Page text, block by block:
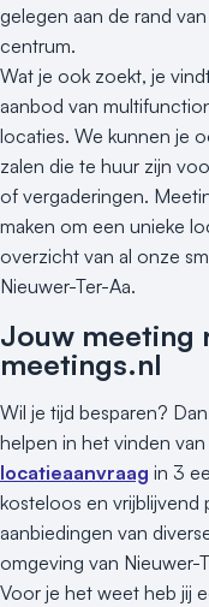
gelegen aan de rand
centrum.
Wat je ook zoekt, je
aanbod van
locaties. We kunnen je
zalen die te huur zijn
of vergaderingen.
maken om een unieke
overzicht van al onze
Nieuwer-Ter-Aa.
Jouw meeting
meetings.nl
Wil je tijd besparen?
helpen in het vinden van
locatieaanvraag in 3
kosteloos en vrijblijvend
aanbiedingen van
omgeving van Nieuwer-
Voor je het weet heb jij